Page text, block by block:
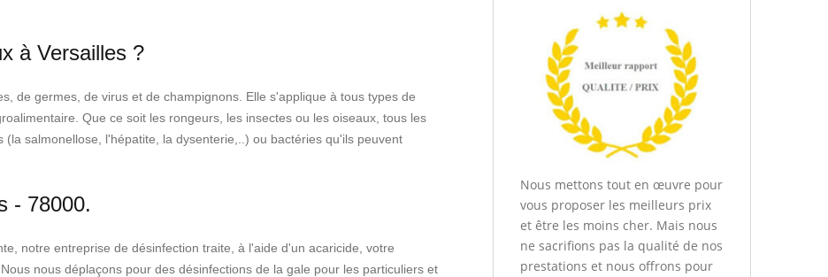
à Versailles ?
de germes, de virus et de champignons. Elle s'applique à tous types de
Que ce soit les rongeurs, les insectes ou les oiseaux, tous les
salmonellose, l'hépatite, la dysenterie,..) ou bactéries qu'ils peuvent
- 78000.
notre entreprise de désinfection traite, à l'aide d'un acaricide, votre
nous déplaçons pour des désinfections de la gale pour les particuliers et
Nous mettons tout en œuvre pour
vous proposer les meilleurs prix
et être les moins cher. Mais nous
ne sacrifions pas la qualité de nos
prestations et nous offrons pour